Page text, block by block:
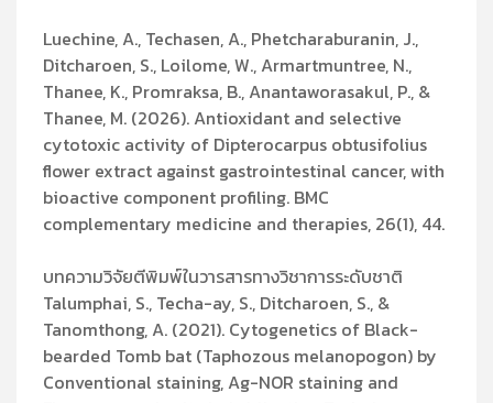
Luechine, A., Techasen, A., Phetcharaburanin, J.,
Ditcharoen, S., Loilome, W., Armartmuntree, N.,
Thanee, K., Promraksa, B., Anantaworasakul, P., &
Thanee, M. (2026). Antioxidant and selective
cytotoxic activity of Dipterocarpus obtusifolius
flower extract against gastrointestinal cancer, with
bioactive component profiling. BMC
complementary medicine and therapies, 26(1), 44.
บทความวิจัยตีพิมพ์ในวารสารทางวิชาการระดับชาติ
Talumphai, S., Techa-ay, S., Ditcharoen, S., &
Tanomthong, A. (2021). Cytogenetics of Black-
bearded Tomb bat (Taphozous melanopogon) by
Conventional staining, Ag-NOR staining and